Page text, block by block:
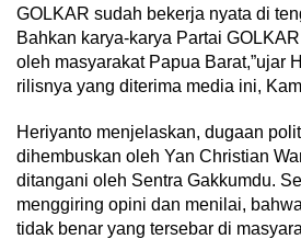
GOLKAR sudah bekerja nyata di
Bahkan karya-karya Partai
oleh masyarakat Papua Barat,”ujar
rilisnya yang diterima media ini,
Heriyanto menjelaskan, dugaan
dihembuskan oleh Yan Christian
ditangani oleh Sentra Gakkumdu.
menggiring opini dan menilai,
tidak benar yang tersebar di